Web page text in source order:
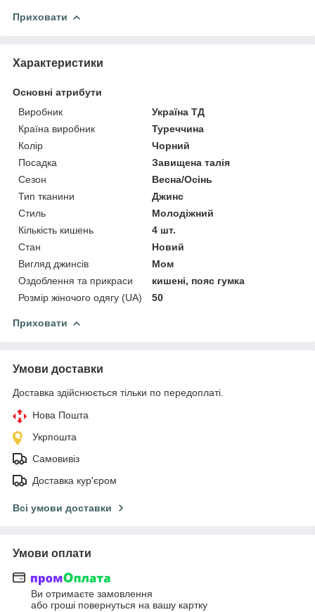
Приховати
Характеристики
Основні атрибути
Виробник
Україна ТД
Країна виробник
Туреччина
Колір
Чорний
Посадка
Завищена талія
Сезон
Весна/Осінь
Тип тканини
Джинс
Стиль
Молодіжний
Кількість кишень
4 шт.
Стан
Новий
Вигляд джинсів
Мом
Оздоблення та прикраси
кишені, пояс гумка
Розмір жіночого одягу (UA)
50
Приховати
Умови доставки
Доставка здійснюється тільки по передоплаті.
Нова Пошта
Укрпошта
Самовивіз
Доставка кур'єром
Всі умови доставки
Умови оплати
Ви отримаєте замовлення
або гроші повернуться на вашу картку